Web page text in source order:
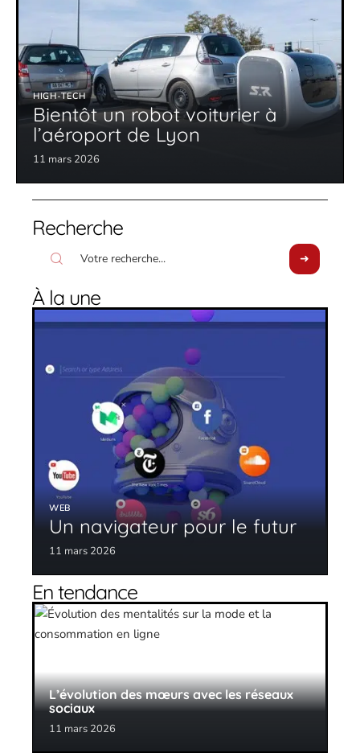
HIGH-TECH
Bientôt un robot voiturier à
l’aéroport de Lyon
11 mars 2026
Recherche
À la une
WEB
Un navigateur pour le futur
11 mars 2026
En tendance
L’évolution des mœurs avec les réseaux
sociaux
11 mars 2026